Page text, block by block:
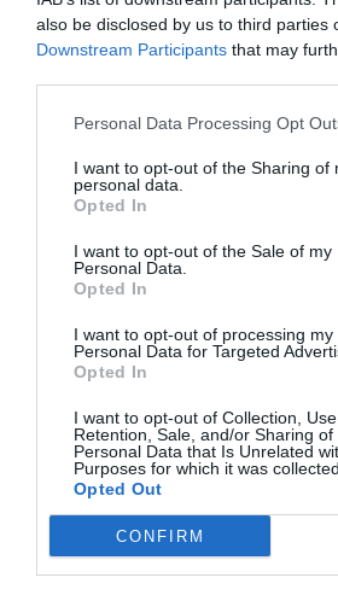
also be disclosed by us to third parties
Downstream Participants that may
Personal Data Processing Opt
I want to opt-out of the Sharing of
personal data.
Opted In
I want to opt-out of the Sale of my
Personal Data.
Opted In
I want to opt-out of processing my
Personal Data for Targeted
Opted In
I want to opt-out of Collection, Use,
Retention, Sale, and/or Sharing of
Personal Data that Is Unrelated
Purposes for which it was collected.
Opted Out
CONFIRM